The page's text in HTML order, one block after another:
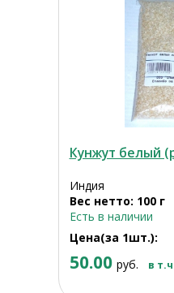
Кунжут белый
Индия
Вес нетто: 100 г
Есть в наличии
Цена(за 1шт.):
50.00 руб. в